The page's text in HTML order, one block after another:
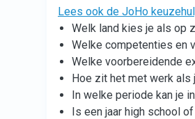
Lees ook de JoHo
Welk land kies je als op
Welke competenties en
Welke voorbereidende
Hoe zit het met werk als
In welke periode kan je
Is een jaar high school